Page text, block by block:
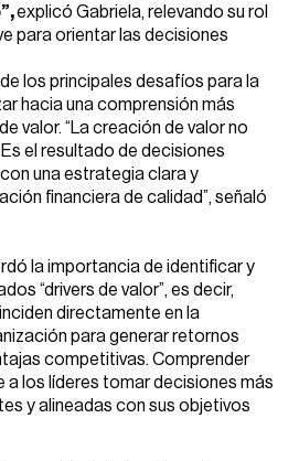
explicó Gabriela, relevando su rol
para orientar las decisiones
los principales desafíos para la
hacia una comprensión más
valor. “La creación de valor no
el resultado de decisiones
una estrategia clara y
financiera de calidad”, señaló
la importancia de identificar y
“drivers de valor”, es decir,
directamente en la
para generar retornos
competitivas. Comprender
a los líderes tomar decisiones más
y alineadas con sus objetivos